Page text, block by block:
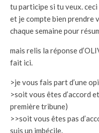
tu participe si tu veux.
et je compte bien prendre
chaque semaine pour
mais relis la réponse
fait ici.
>je vous fais part d’une
>soit vous êtes d’accord
première tribune)
>>soit vous êtes pas
suis un imbécile.